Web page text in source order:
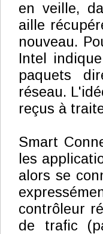
en veille,
aille
nouveau.
Intel
paquets
réseau.
reçus à
Smart
les
alors se
contrôleur
de trafic